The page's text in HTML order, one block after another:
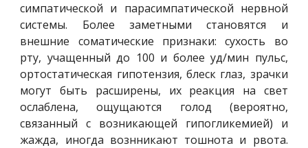
симпатической и парасимпатической нервной
системы. Более заметными становятся и
внешние соматические признаки: сухость во
рту, учащенный до 100 и более уд/мин пульс,
ортостатическая гипотензия, блеск глаз, зрачки
могут быть расширены, их реакция на свет
ослаблена, ощущаются голод (вероятно,
связанный с возникающей гипогликемией) и
жажда, иногда вознникают тошнота и рвота.